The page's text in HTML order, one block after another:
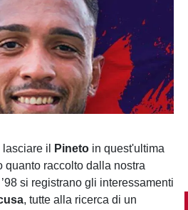
il Pineto in quest'ultima
quanto raccolto dalla nostra
si registrano gli interessamenti
, tutte alla ricerca di un